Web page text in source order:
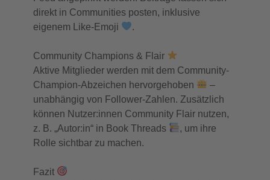
direkt in Communities posten, inklusive
eigenem Like-Emoji
.
Community Champions & Flair
Aktive Mitglieder werden mit dem Community-
Champion-Abzeichen hervorgehoben
–
unabhängig von Follower-Zahlen. Zusätzlich
können Nutzer:innen Community Flair nutzen,
z. B. „Autor:in“ in Book Threads
, um ihre
Rolle sichtbar zu machen.
Fazit